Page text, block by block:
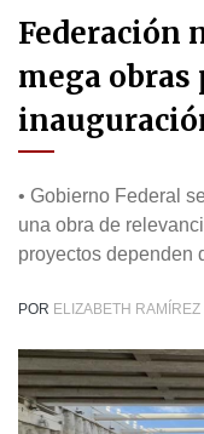
Federación
mega obras
• Gobierno Federal
una obra de
proyectos dependen
POR ELIZABETH RAMÍREZ